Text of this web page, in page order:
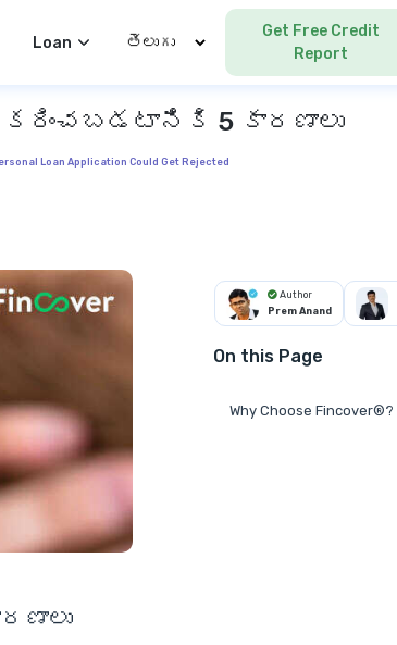
Loan Select Language
Get Free Credit
Report
5 కారణాలు
Loan Application Could Get Rejected
Author
Prem Anand
On this Page
Why Choose Fincover®?